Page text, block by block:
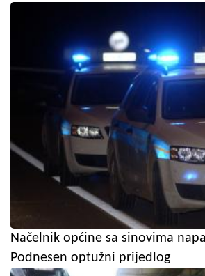
Načelnik općine sa sinovima
Podnesen optužni prijedlog